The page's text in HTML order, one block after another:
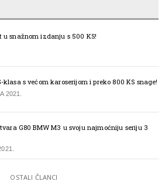
u snažnom izdanju s 500 KS!
klasa s većom karoserijom i preko 800 KS snage!
2021.
G80 BMW M3 u svoju najmoćniju seriju 3
OSTALI ČLANCI